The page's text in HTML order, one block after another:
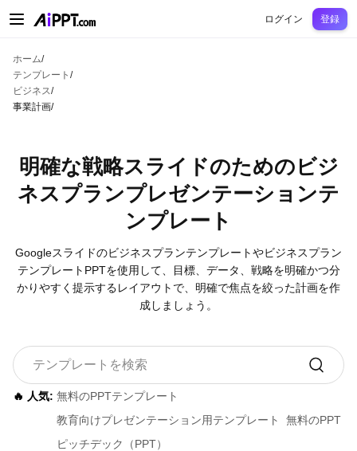
テンプレート教育先
ログイン 登録
ホーム/
テンプレート /
ビジネス/
事業計画/
明確な戦略スライドのためのビジ
ネスプランプレゼンテーションテ
ンプレート
Googleスライドのビジネスプランテンプレートやビジネスプラン
テンプレートPPTを使用して、目標、データ、戦略を明確かつ分
かりやすく提示するレイアウトで、明確で焦点を絞った計画を作
成しましょう。
🔥 人気: 無料のPPTテンプレート
教育向けプレゼンテーション用テンプレート
無料のPPT
ピッチデック（PPT）